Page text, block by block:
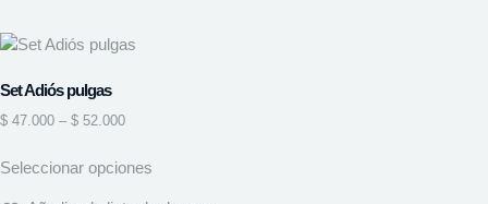
Set Adiós pulgas
$ 47.000 – $ 52.000
Seleccionar opciones